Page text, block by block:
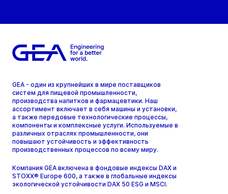
GEA - один из крупнейших в мире поставщиков
систем для пищевой промышленности,
производства напитков и фармацевтики. Наш
ассортимент включает в себя машины и установки,
а также передовые технологические процессы,
компоненты и комплексные услуги. Используемые в
различных отраслях промышленности, они
повышают устойчивость и эффективность
производственных процессов по всему миру.
Компания GEA включена в фондовые индексы DAX и
STOXX® Europe 600, а также в глобальные индексы
экологической устойчивости DAX 50 ESG и MSCI.